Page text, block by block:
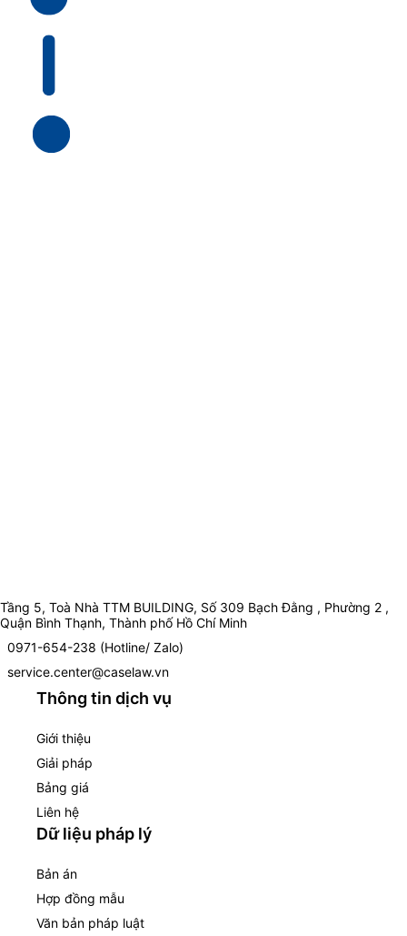
Tầng 5, Toà Nhà TTM BUILDING, Số 309 Bạch Đằng , Phường 2 ,
Quận Bình Thạnh, Thành phố Hồ Chí Minh
0971-654-238 (Hotline/ Zalo)
service.center@caselaw.vn
Thông tin dịch vụ
Giới thiệu
Giải pháp
Bảng giá
Liên hệ
Dữ liệu pháp lý
Bản án
Hợp đồng mẫu
Văn bản pháp luật